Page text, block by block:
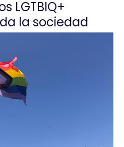
LGTBIQ+
la sociedad